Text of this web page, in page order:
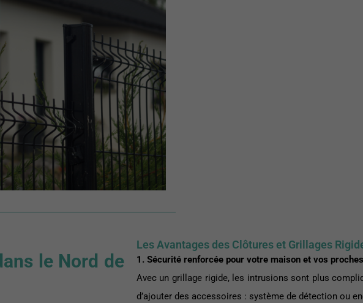
le Nord de
Les Avantages des Clôtures et Grillages
1. Sécurité renforcée pour votre maison et vos proches
Avec un grillage rigide, les intrusions sont plus
d’ajouter des accessoires : système de détection ou